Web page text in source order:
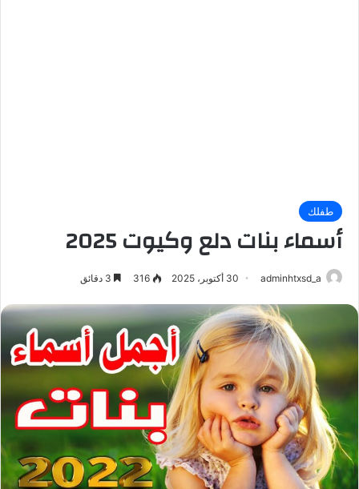
طفلك
أسماء بنات دلع وكيوت 2025
adminhtxsd_a 30 أكتوبر، 2025 316